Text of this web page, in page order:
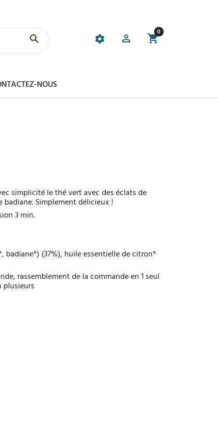
0
NOUS
simplicité le thé vert avec des éclats de
Simplement délicieux !
3 min.
badiane*) (37%), huile essentielle de citron*
rassemblement de la commande en 1 seul
plusieurs